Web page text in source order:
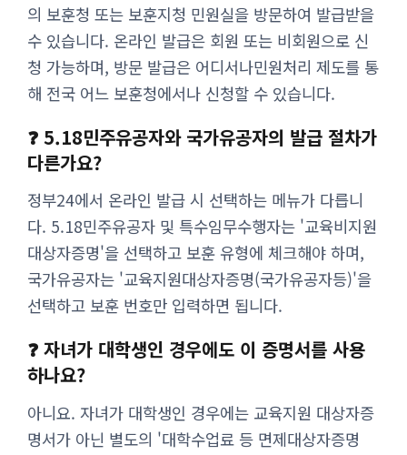
의 보훈청 또는 보훈지청 민원실을 방문하여 발급받을
수 있습니다. 온라인 발급은 회원 또는 비회원으로 신
청 가능하며, 방문 발급은 어디서나민원처리 제도를 통
해 전국 어느 보훈청에서나 신청할 수 있습니다.
❓ 5.18민주유공자와 국가유공자의 발급 절차가
다른가요?
정부24에서 온라인 발급 시 선택하는 메뉴가 다릅니
다. 5.18민주유공자 및 특수임무수행자는 '교육비지원
대상자증명'을 선택하고 보훈 유형에 체크해야 하며,
국가유공자는 '교육지원대상자증명(국가유공자등)'을
선택하고 보훈 번호만 입력하면 됩니다.
❓ 자녀가 대학생인 경우에도 이 증명서를 사용
하나요?
아니요. 자녀가 대학생인 경우에는 교육지원 대상자증
명서가 아닌 별도의 '대학수업료 등 면제대상자증명